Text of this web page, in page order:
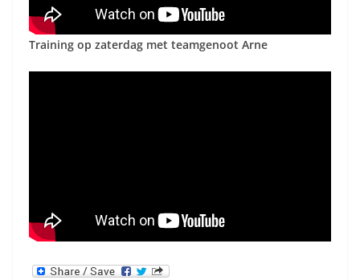
Training op zaterdag met teamgenoot Arne